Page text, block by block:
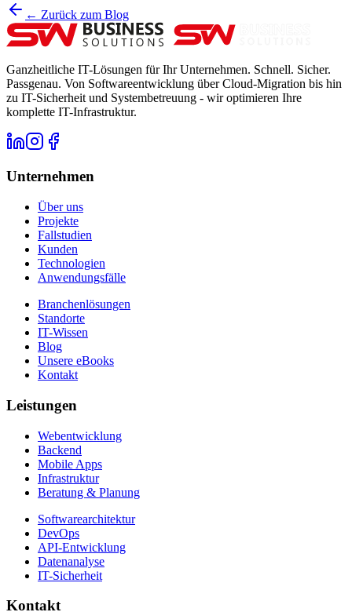
← Zurück zum Blog
Ganzheitliche IT-Lösungen für Ihr Unternehmen. Schnell. Sicher.
Passgenau. Von Softwareentwicklung über Cloud-Migration bis hin
zu IT-Sicherheit und Systembetreuung - wir optimieren Ihre
komplette IT-Infrastruktur.
Unternehmen
Über uns
Projekte
Fallstudien
Kunden
Technologien
Anwendungsfälle
Branchenlösungen
Standorte
IT-Wissen
Blog
Unsere eBooks
Kontakt
Leistungen
Webentwicklung
Backend
Mobile Apps
Infrastruktur
Beratung & Planung
Softwarearchitektur
DevOps
API-Entwicklung
Datenanalyse
IT-Sicherheit
Kontakt